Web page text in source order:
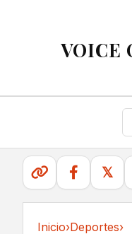
VOICE
𝕏
Inicio›Deportes›